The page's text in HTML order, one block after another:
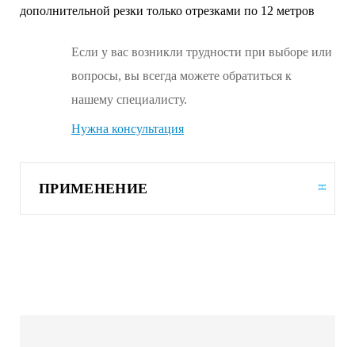
дополнительной резки только отрезками по 12 метров
Если у вас возникли трудности при выборе или
вопросы, вы всегда можете обратиться к
нашему специалисту.
Нужна консультация
ПРИМЕНЕНИЕ